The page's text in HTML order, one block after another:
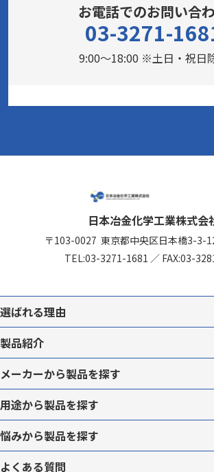
お電話でのお問い合
03-3271-
9:00～18:00 ※土日・祝日
日本冶金化学工業株式会
〒103-0027 東京都中央区日本橋3-3-
TEL:03-3271-1681 ／ FAX:03-
選ばれる理由
製品紹介
メーカーから製品を探す
用途から製品を探す
悩みから製品を探す
よくある質問